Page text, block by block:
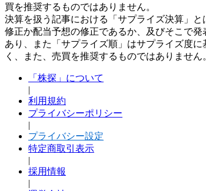
買を推奨するものではありません。
決算を扱う記事における「サプライズ決算」
修正か配当予想の修正であるか、及びそこで
あり、また「サプライズ順」はサプライズ度
く、また、売買を推奨するものではありません
「株探」について
|
利用規約
プライバシーポリシー
|
プライバシー設定
特定商取引表示
|
採用情報
|